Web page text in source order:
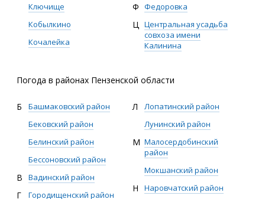
Ключище
Кобылкино
Кочалейка
Ф Федоровка
Ц Центральная усадьба
совхоза имени
Калинина
Погода в районах Пензенской области
Б
Башмаковский район
Бековский район
Белинский район
Бессоновский район
В Вадинский район
Г Городищенский район
Л
Лопатинский район
Лунинский район
М Малосердобинский
район
Мокшанский район
Н Наровчатский район